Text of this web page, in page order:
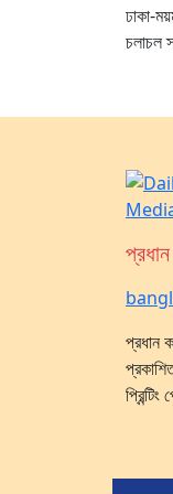
ঢাকা-
চলাচল
প্রধান